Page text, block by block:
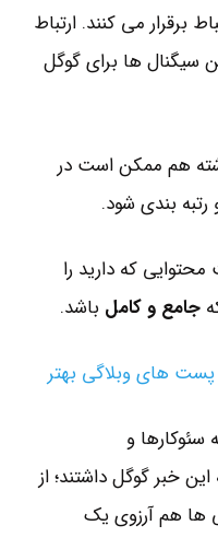
برقرار می کنند. ارتباط
سیگنال ها برای گوگل
هم ممکن است در
بندی شود.
که دارید را
جامع و کامل باشد.
سئوکارها و
خبر گوگل داشتند؛ از
ها هم آرزوی یک